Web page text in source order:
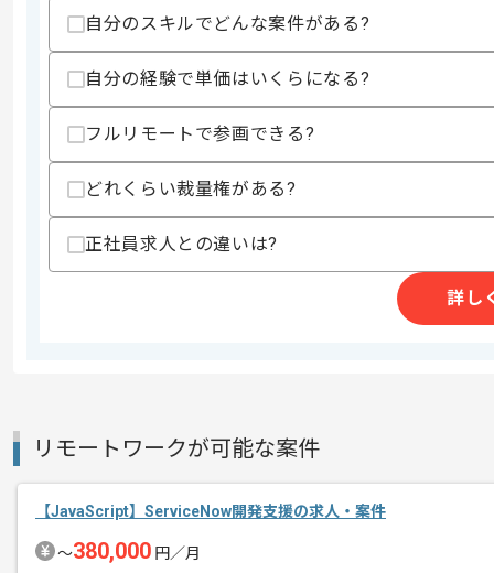
上記に似た経験やスキルをお持ちであれば
精算・お支払い
精算条件
有
精算基準時間
商談回数
1回
エージェントからのコ
自分のスキルでどんな案件がある?
自分の経験で単価はいくらになる?
フルリモートで参画できる?
どれくらい裁量権がある?
正社員求人との違いは?
詳し
リモートワークが可能な案件
【JavaScript】ServiceNow開発支援の求人・案件
〜380,000 円／月